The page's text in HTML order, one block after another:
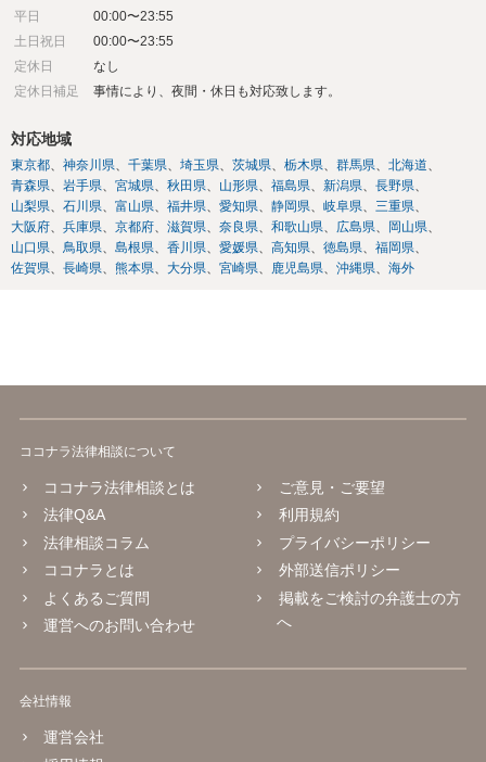
平日
00:00〜23:55
土日祝日
00:00〜23:55
定休日
なし
定休日補足
事情により、夜間・休日も対応致します。
対応地域
東京都 神奈川県 千葉県 埼玉県 茨城県 栃木県 群馬県
北海道
青森県
岩手県 宮城県 秋田県 山形県 福島県 新潟県
長野県
山梨県
石川県 富山県 福井県 愛知県 静岡県 岐阜県
三重県
大阪府
兵庫県 京都府 滋賀県 奈良県 和歌山県 広島県
岡山県
山口県
鳥取県 島根県 香川県 愛媛県 高知県 徳島県
福岡県
佐賀県
長崎県 熊本県 大分県 宮崎県 鹿児島県 沖縄県 海外
ココナラ法律相談について
ココナラ法律相談とは
法律Q&A
法律相談コラム
ココナラとは
よくあるご質問
運営へのお問い合わせ
ご意見・ご要望
利用規約
プライバシーポリシー
外部送信ポリシー
掲載をご検討の弁護士の方
へ
会社情報
運営会社